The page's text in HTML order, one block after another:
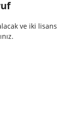
ve iki lisans